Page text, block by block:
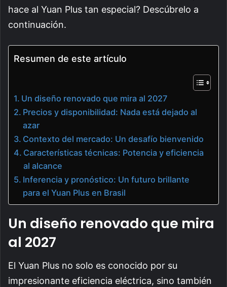
hace al Yuan Plus tan especial? Descúbrelo a
continuación.
Resumen de este artículo
Un diseño renovado que mira al 2027
Precios y disponibilidad: Nada está dejado al
azar
Contexto del mercado: Un desafío bienvenido
Características técnicas: Potencia y eficiencia
al alcance
Inferencia y pronóstico: Un futuro brillante
para el Yuan Plus en Brasil
Un diseño renovado que mira
al 2027
El Yuan Plus no solo es conocido por su
impresionante eficiencia eléctrica, sino también